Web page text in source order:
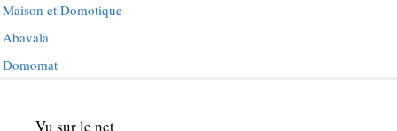
Maison et Domotique
Abavala
Domomat
Vu sur le net